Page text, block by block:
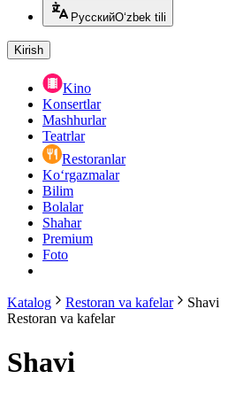
РусскийO‘zbek tili
Kirish
Kino
Konsertlar
Mashhurlar
Teatrlar
Restoranlar
Ko‘rgazmalar
Bilim
Bolalar
Shahar
Premium
Foto
Katalog Restoran va kafelar
Shavi
Restoran va kafelar
Shavi